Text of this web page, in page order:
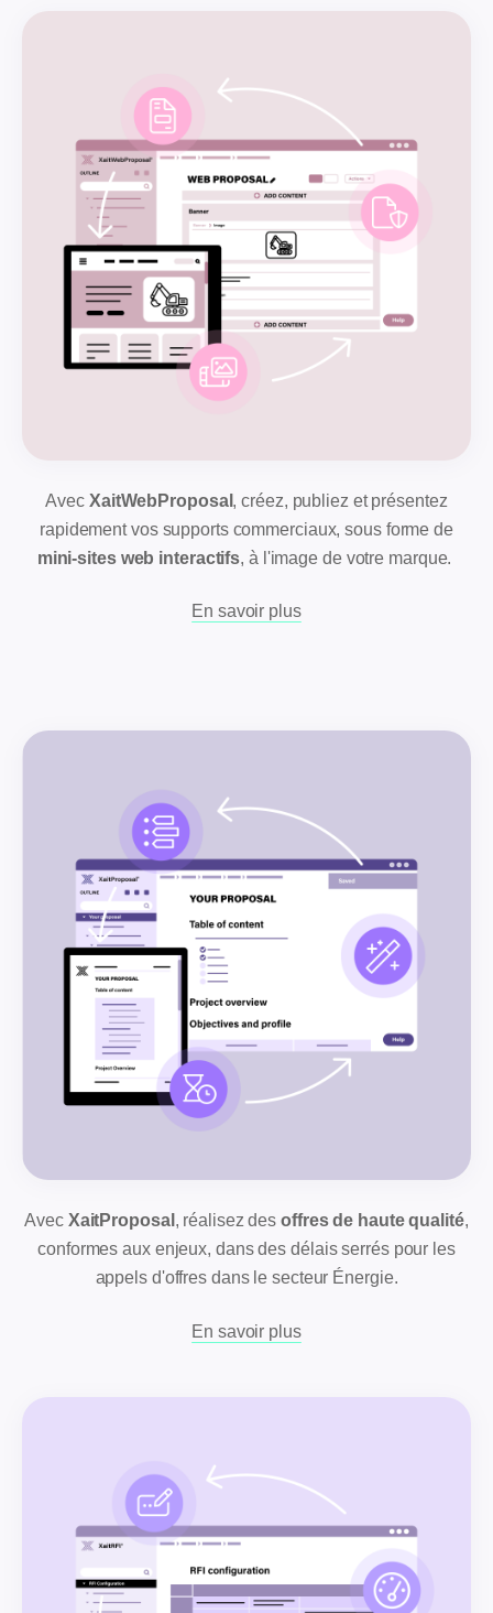
Avec XaitWebProposal , créez, publiez et présentez
rapidement vos supports commerciaux, sous forme de
mini-sites web interactifs, à l'image de votre marque.
En savoir plus
Avec XaitProposal , réalisez desoffres de haute qualité,
conformes aux enjeux, dans des délais serrés pour les
appels d'offres dans le secteur Énergie.
En savoir plus